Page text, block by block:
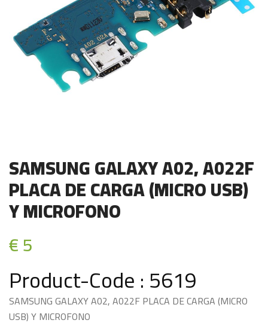
SAMSUNG GALAXY A02, A022F
PLACA DE CARGA (MICRO USB)
Y MICROFONO
€ 5
Product-Code : 5619
SAMSUNG GALAXY A02, A022F PLACA DE CARGA (MICRO
USB) Y MICROFONO